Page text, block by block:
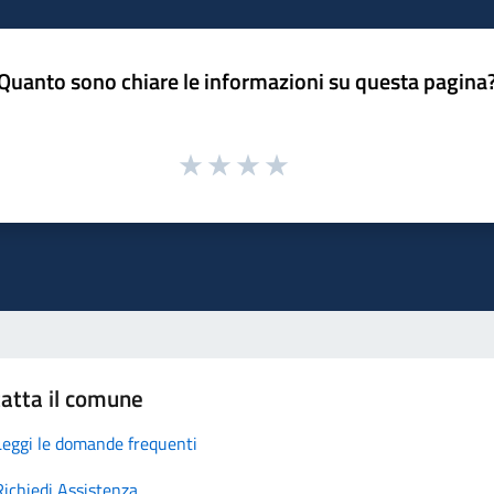
sono chiare le informazioni su questa
il comune
le domande frequenti